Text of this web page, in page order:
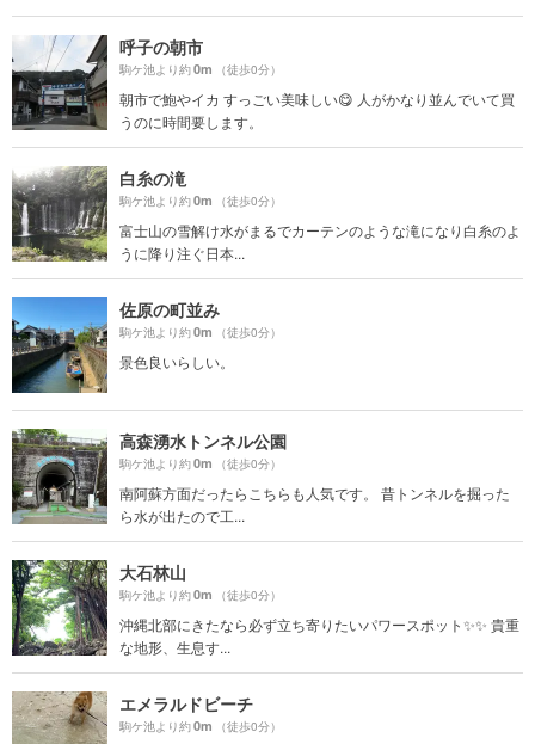
呼子の朝市
駒ケ池より約0m （徒歩0分）
朝市で鮑やイカ すっごい美味しい😋 人がかなり並んでいて買
うのに時間要します。
白糸の滝
駒ケ池より約0m （徒歩0分）
富士山の雪解け水がまるでカーテンのような滝になり白糸のよ
うに降り注ぐ日本...
佐原の町並み
駒ケ池より約0m （徒歩0分）
景色良いらしい。
高森湧水トンネル公園
駒ケ池より約0m （徒歩0分）
南阿蘇方面だったらこちらも人気です。 昔トンネルを掘った
ら水が出たので工...
大石林山
駒ケ池より約0m （徒歩0分）
沖縄北部にきたなら必ず立ち寄りたいパワースポット✨✨ 貴重
な地形、生息す...
エメラルドビーチ
駒ケ池より約0m （徒歩0分）